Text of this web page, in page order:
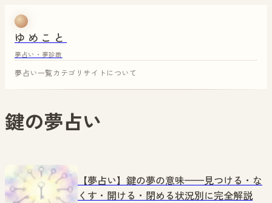
ゆめこと
夢占い・夢診断
夢占い一覧カテゴリ サイトについて
鍵の夢占い
【夢占い】鍵の夢の意味——見つける・な
くす・開ける・閉める状況別に完全解説